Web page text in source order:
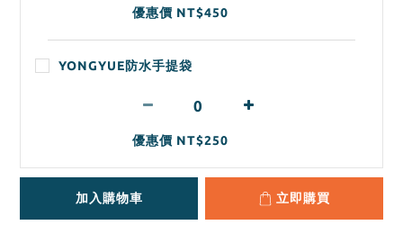
優惠價 NT$450
YONGYUE防水手提袋
優惠價 NT$250
加入購物車 立即購買